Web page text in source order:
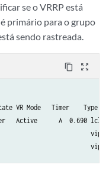
se o VRRP está
primário para o grupo
sendo rastreada.
content_copy zoom_out_map
VR Mode   Timer    Type
Active      A  0.690 lcl
vip